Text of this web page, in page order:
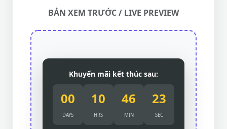
BẢN XEM TRƯỚC / LIVE PREVIEW
Khuyến mãi kết thúc sau:
00
DAYS
10
HRS
46
MIN
22
SEC